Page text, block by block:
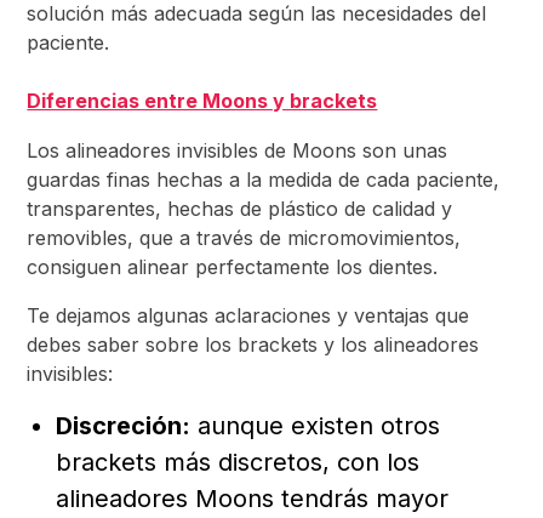
solución más adecuada según las necesidades del
paciente.
Diferencias entre Moons y brackets
Los alineadores invisibles de Moons son unas
guardas finas hechas a la medida de cada paciente,
transparentes, hechas de plástico de calidad y
removibles, que a través de micromovimientos,
consiguen alinear perfectamente los dientes.
Te dejamos algunas aclaraciones y ventajas que
debes saber sobre los brackets y los alineadores
invisibles:
Discreción: aunque existen otros
brackets más discretos, con los
alineadores Moons tendrás mayor